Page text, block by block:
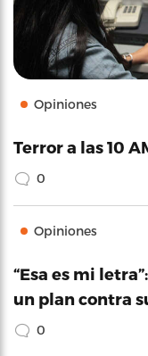
Opiniones
Terror a las 10
0
Opiniones
“Esa es mi
un plan contra
0